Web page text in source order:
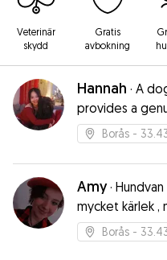
Veterinär
skydd
Gratis
avbokning
Hannah · A
provides a
Borås -
Amy·
mycket kärlek ,
promenader
Borås -